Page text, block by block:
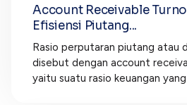
Account Receivable
Efisiensi Piutang...
Rasio perputaran piutang atau
disebut dengan account
yaitu suatu rasio keuangan yang